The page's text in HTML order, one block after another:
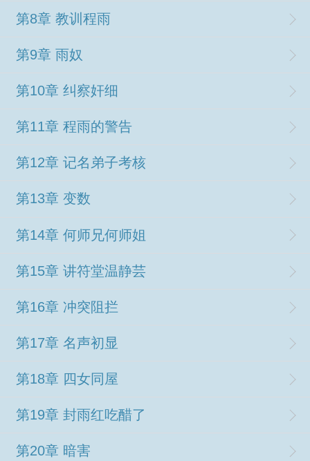
第8章 教训程雨
第9章 雨奴
第10章 纠察奸细
第11章 程雨的警告
第12章 记名弟子考核
第13章 变数
第14章 何师兄何师姐
第15章 讲符堂温静芸
第16章 冲突阻拦
第17章 名声初显
第18章 四女同屋
第19章 封雨红吃醋了
第20章 暗害